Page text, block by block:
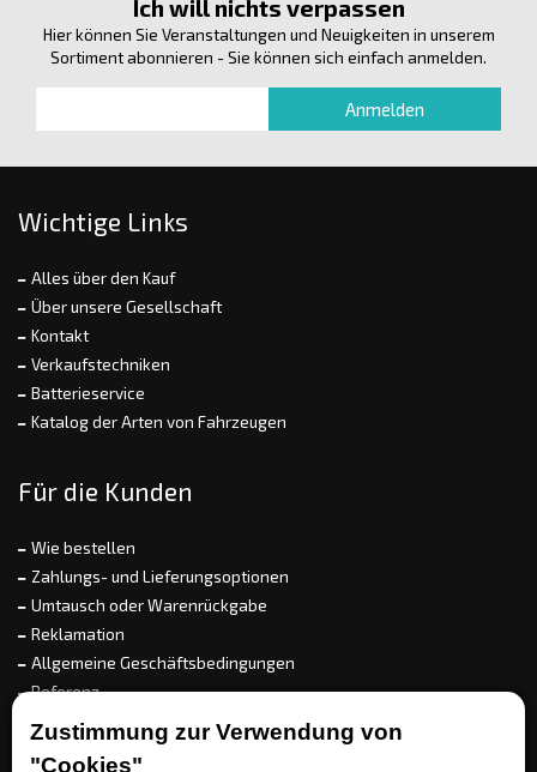
Zustimmung zur Verwendung von
"Cookies"
Ich will nichts verpassen
Hier können Sie Veranstaltungen und Neuigkeiten in unserem
Sortiment abonnieren - Sie können sich einfach anmelden.
Wichtige Links
Alles über den Kauf
Über unsere Gesellschaft
Kontakt
Verkaufstechniken
Batterieservice
Katalog der Arten von Fahrzeugen
Für die Kunden
Wie bestellen
Zahlungs- und Lieferungsoptionen
Umtausch oder Warenrückgabe
Reklamation
Allgemeine Geschäftsbedingungen
Referenz
EET